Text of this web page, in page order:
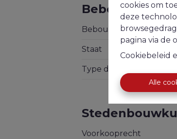
cookies om
deze
pagina via de
Cookiebeleid
Alle
Bebouwing
Bebouwing
Staat
Type dak
Voorkooprecht